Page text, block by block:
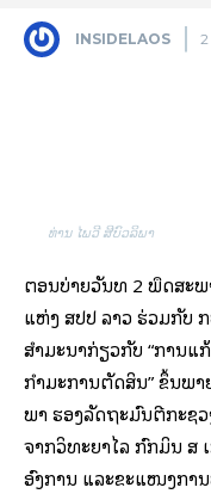
INSIDELAOS 2
ທ່ານ ໄພວີ ສີບົວລິພາ
ຕອນ​ບ່າຍວັນ​ທີ 2 ພຶດສະ
ແຫ່ງ ສປປ ລາວ​ ຮ່ວມ​ກັບ
ສໍາມະນາກ່ຽວກັບ “ການແ
ກໍາມະການຕັດສິນ” ​ ຂຶ້ນພ
ພາ ຮອງລັດຖະມົນຕີກະຊ
ຈາກ​ວິທະຍາ​ໄລ ກົກ​ມິນ ສ
ອົງການ ແລະຂະແໜງກາ